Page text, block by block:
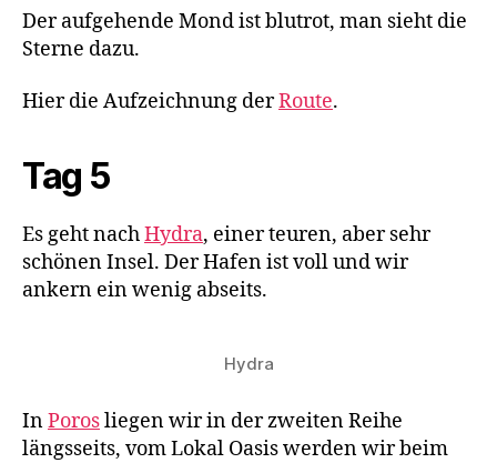
Der aufgehende Mond ist blutrot, man sieht die
Sterne dazu.
Hier die Aufzeichnung derRoute.
Tag 5
Es geht nachHydra, einer teuren, aber sehr
schönen Insel. Der Hafen ist voll und wir
ankern ein wenig abseits.
Hydra
InPorosliegen wir in der zweiten Reihe
längsseits, vom Lokal Oasis werden wir beim